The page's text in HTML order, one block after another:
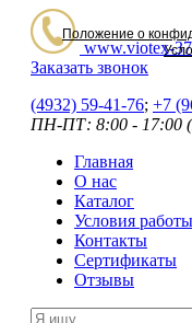
www.viotex-
Заказать звонок
(4932) 59-41-76; +7
ПН-ПТ: 8:00 - 17:00
Главная
О нас
Каталог
Условия работы
Контакты
Сертификаты
Отзывы
Положение о